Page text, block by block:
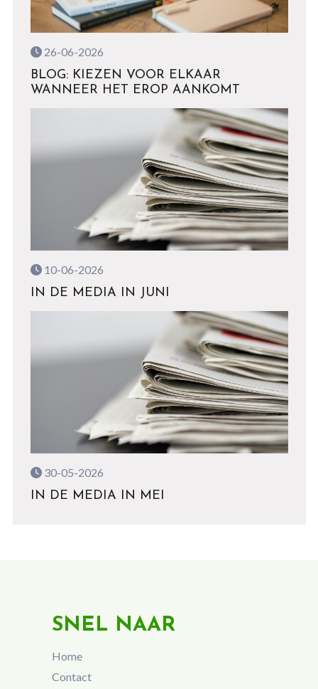
26-06-2026
BLOG: KIEZEN VOOR ELKAAR
WANNEER HET EROP AANKOMT
10-06-2026
IN DE MEDIA IN JUNI
30-05-2026
IN DE MEDIA IN MEI
SNEL NAAR
Home
Contact